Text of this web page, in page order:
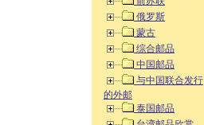
俄罗斯
蒙古
综合邮品
中国邮品
与中国联合发行
的外邮
泰国邮品